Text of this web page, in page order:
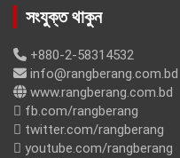
সংযুক্ত থাকুন
+880-2-58314532
info@rangberang.com.bd
www.rangberang.com.bd
fb.com/rangberang
twitter.com/rangberang
youtube.com/rangberang